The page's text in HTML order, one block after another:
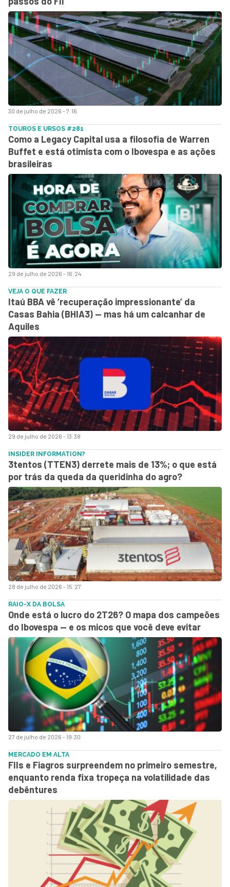
30 de julho de 2026 - 7:16
29 de julho de 2026 - 16:24
TOUROS E URSOS #281
Como a Legacy Capital usa a filosofia de Warren
Buffet e está otimista com o Ibovespa e as ações
brasileiras
29 de julho de 2026 - 13:38
VEJA O QUE FAZER
Itaú BBA vê ‘recuperação impressionante’ da
Casas Bahia (BHIA3) — mas há um calcanhar de
Aquiles
28 de julho de 2026 - 15:27
INSIDER INFORMATION?
3tentos (TTEN3) derrete mais de 13%; o que está
por trás da queda da queridinha do agro?
27 de julho de 2026 - 19:30
RAIO-X DA BOLSA
Onde está o lucro do 2T26? O mapa dos campeões
do Ibovespa — e os micos que você deve evitar
MERCADO EM ALTA
FIIs e Fiagros surpreendem no primeiro semestre,
enquanto renda fixa tropeça na volatilidade das
debêntures